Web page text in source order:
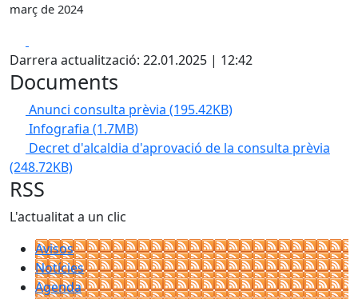
març de 2024
Darrera actualització: 22.01.2025 | 12:42
Documents
Anunci consulta prèvia (195.42KB)
Infografia (1.7MB)
Decret d'alcaldia d'aprovació de la consulta prèvia
(248.72KB)
RSS
L'actualitat a un clic
Avisos
Notícies
Agenda